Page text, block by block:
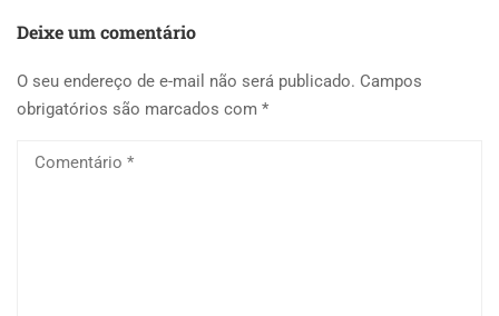
Deixe um comentário
O seu endereço de e-mail não será publicado. Campos
obrigatórios são marcados com *